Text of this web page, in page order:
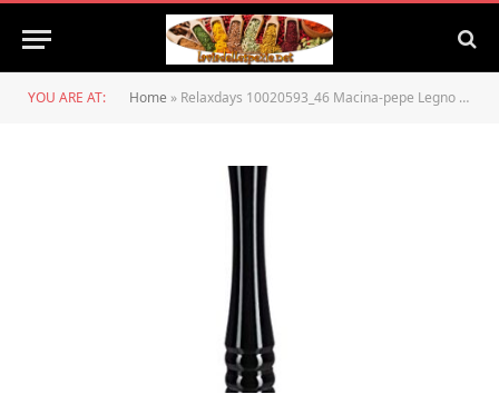
YOU ARE AT: Home » Relaxdays 10020593_46 Macina-pepe Legno Macinino in Ceramica Grande HxLxP: 40 x 6 x 6 cm, Design Classico, Nero